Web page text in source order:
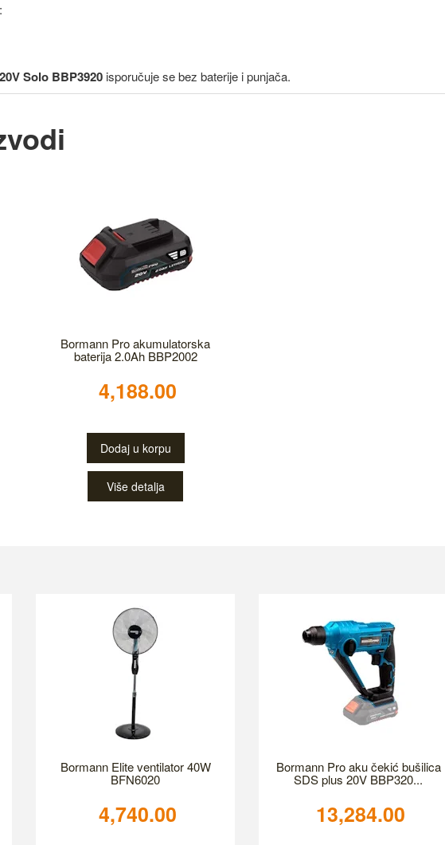
Solo BBP3920 isporučuje se bez baterije i punjača.
Bormann Pro akumulatorska
baterija 2.0Ah BBP2002
4,188.00
Dodaj u korpu
Više detalja
Bormann Elite ventilator 40W
BFN6020
4,740.00
Bormann Pro aku čekić bušilica
SDS plus 20V BBP320...
13,284.00